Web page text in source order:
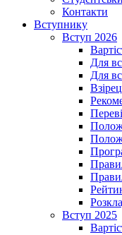
Контакти
Вступнику
Вступ 2026
Для
Для
Вступ 2025